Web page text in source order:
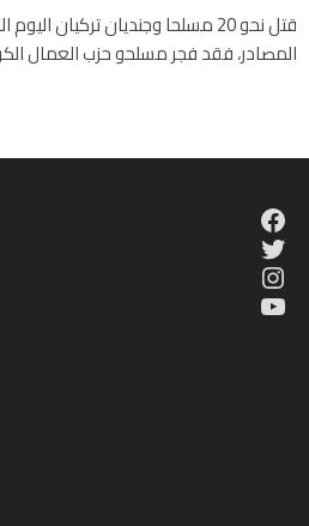
قتل نحو 20 مسلحا وجنديان
المصادر، فقد فجر مسلحو حزب العمال
Facebook
Twitter
Instagram
YouTube